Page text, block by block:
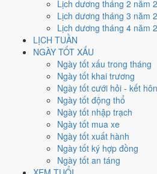
Lịch dương tháng 2 năm
Lịch dương tháng 3 năm
Lịch dương tháng 4 năm
LỊCH TUẦN
NGÀY TỐT XẤU
Ngày tốt xấu trong tháng
Ngày tốt khai trương
Ngày tốt cưới hỏi - kết hôn
Ngày tốt động thổ
Ngày tốt nhập trạch
Ngày tốt mua xe
Ngày tốt xuất hành
Ngày tốt ký hợp đồng
Ngày tốt an táng
Mậu Thân- Can sinh Chi, Trực
Trạch Thổ. Tổng hòa, đây làNgày Hung
cho các việc quan trọng. Giờ Hoàng Đạo
Tỵ, Mùi, Tuất
Ngày Dương
Tháng 6 năm 2002
Tháng 4 âm năm 2002
Tiết Mang
Nhâm Tý